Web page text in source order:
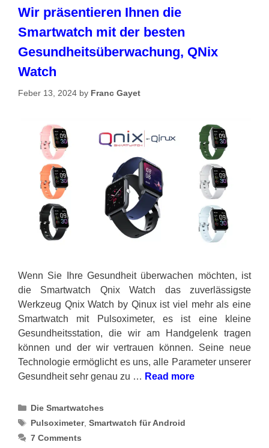
Wir präsentieren Ihnen die
Smartwatch mit der besten
Gesundheitsüberwachung, QNix
Watch
Feber 13, 2024 by Franc Gayet
Wenn Sie Ihre Gesundheit überwachen möchten, ist
die Smartwatch Qnix Watch das zuverlässigste
Werkzeug Qnix Watch by Qinux ist viel mehr als eine
Smartwatch mit Pulsoximeter, es ist eine kleine
Gesundheitsstation, die wir am Handgelenk tragen
können und der wir vertrauen können. Seine neue
Technologie ermöglicht es uns, alle Parameter unserer
Gesundheit sehr genau zu … Read more
Categories
Die Smartwatches
Tags
Pulsoximeter,Smartwatch für Android
7 Comments